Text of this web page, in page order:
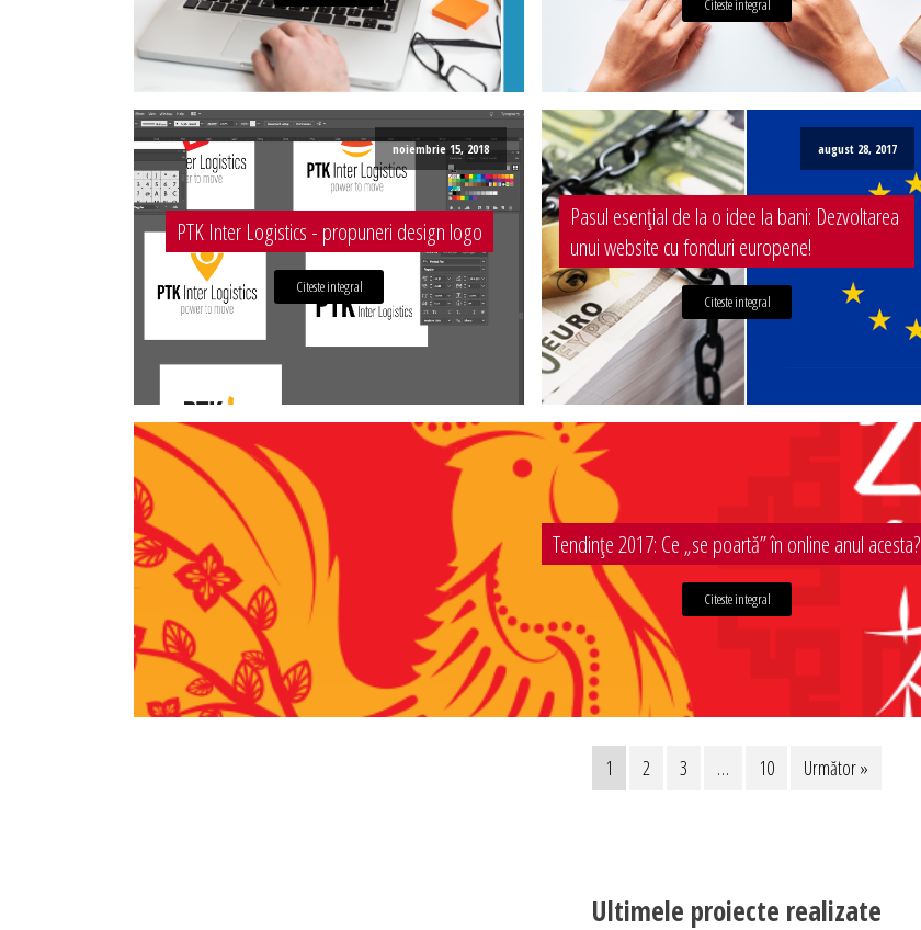
Citeste integral
noiembrie 15, 2018
PTK Inter Logistics - propuneri design logo
Citeste integral
august 28, 2017
Pasul esențial de la o idee la bani: Dezvoltarea
unui website cu fonduri europene!
Citeste integral
Tendințe 2017: Ce „se poartă” în online anul acesta?
Citeste integral
1 2 3 … 10 Următor »
Ultimele proiecte realizate